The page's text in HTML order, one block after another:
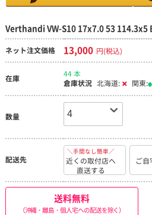
Verthandi VW-S10 17x7.0 53 114.3x5
ネット注文価格 13,000 円(税込)
在庫
44 本
倉庫状況 北海道: 関東:
数量
配送先
＼手間なし簡単／
近くの取付店へ
直送する
ご自
送料無料
（沖縄・離島・個人宅への配送を除く）